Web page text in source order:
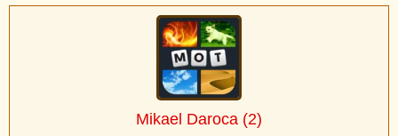
Mikael Daroca (2)